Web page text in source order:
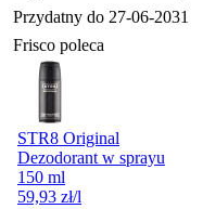
Przydatny do 27-06-2031
Frisco poleca
STR8 Original
Dezodorant w sprayu
150 ml
59,93 zł/l